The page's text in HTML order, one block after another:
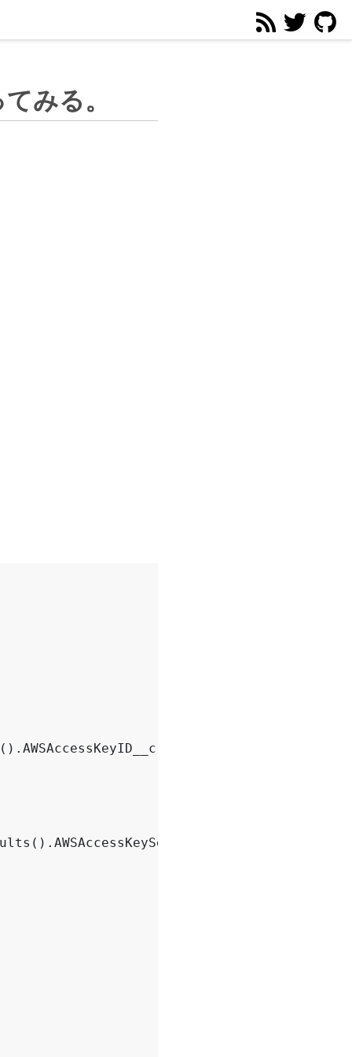
みる。
(). AWSAccessKeyID__c
(). AWSAccessKeySecret__c